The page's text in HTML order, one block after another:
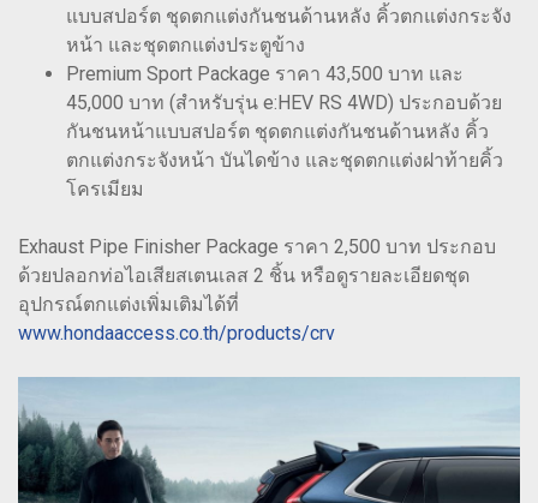
แบบสปอร์ต ชุดตกแต่งกันชนด้านหลัง คิ้วตกแต่งกระจัง
หน้า และชุดตกแต่งประตูข้าง
Premium Sport Package ราคา 43,500 บาท และ
45,000 บาท (สำหรับรุ่น e:HEV RS 4WD) ประกอบด้วย
กันชนหน้าแบบสปอร์ต ชุดตกแต่งกันชนด้านหลัง คิ้ว
ตกแต่งกระจังหน้า บันไดข้าง และชุดตกแต่งฝาท้ายคิ้ว
โครเมียม
Exhaust Pipe Finisher Package ราคา 2,500 บาท ประกอบ
ด้วยปลอกท่อไอเสียสเตนเลส 2 ชิ้น หรือดูรายละเอียดชุด
อุปกรณ์ตกแต่งเพิ่มเติมได้ที่
www.hondaaccess.co.th/products/crv